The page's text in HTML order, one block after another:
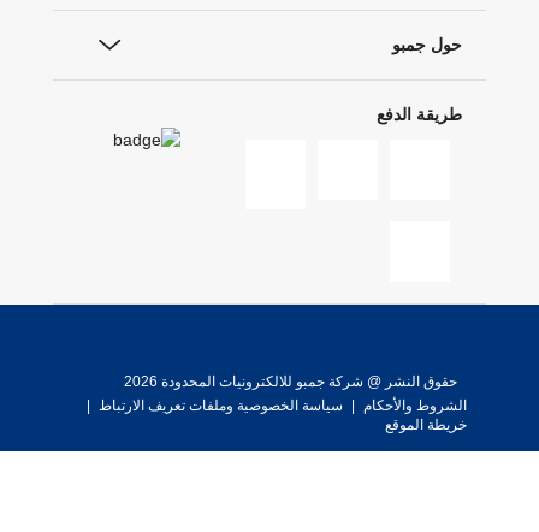
حول جمبو
طريقة الدفع
حقوق النشر @ شركة جمبو للالكترونيات المحدودة 2026
الشروط والأحكام
سياسة الخصوصية وملفات تعريف الارتباط
خريطة الموقع